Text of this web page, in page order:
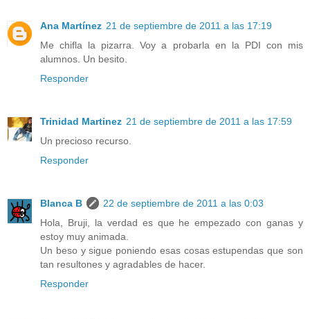
Ana Martínez 21 de septiembre de 2011 a las 17:19
Me chifla la pizarra. Voy a probarla en la PDI con mis
alumnos. Un besito.
Responder
Trinidad Martinez 21 de septiembre de 2011 a las 17:59
Un precioso recurso.
Responder
Blanca B
22 de septiembre de 2011 a las 0:03
Hola, Bruji, la verdad es que he empezado con ganas y
estoy muy animada.
Un beso y sigue poniendo esas cosas estupendas que son
tan resultones y agradables de hacer.
Responder